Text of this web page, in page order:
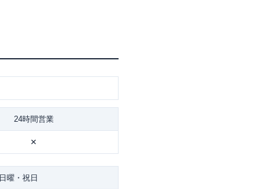
24時間営業
✕
日曜・祝日